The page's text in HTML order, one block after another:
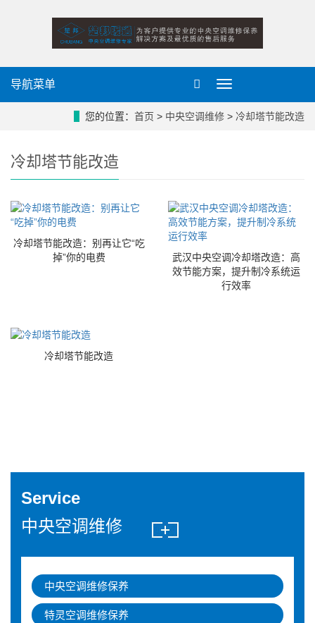
航
菜
导航菜单
您的位置： 首页 > 中央空调维修 > 冷却塔节能改造
冷却塔节能改造
冷却塔节能改造：别再让它“吃
掉”你的电费
武汉中央空调冷却塔改造：高
效节能方案，提升制冷系统运
行效率
冷却塔节能改造
Service
中央空调维修
中央空调维修保养
特灵空调维修保养